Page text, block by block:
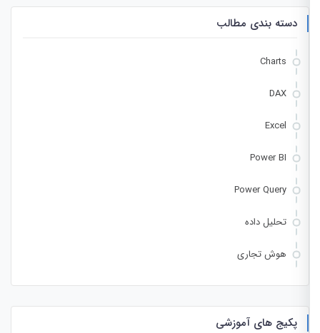
دسته بندی مطالب
Charts
DAX
Excel
Power BI
Power Query
تحلیل داده
هوش تجاری
پکیج های آموزشی